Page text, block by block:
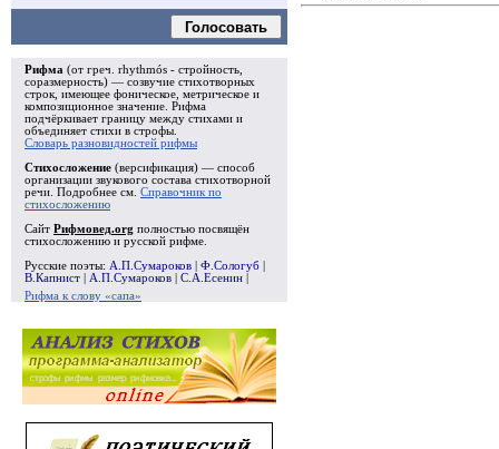
Голосовать
Рифма (от греч. rhythmós - стройность,
соразмерность) — созвучие стихотворных
строк, имеющее фоническое, метрическое и
композиционное значение. Рифма
подчёркивает границу между стихами и
объединяет стихи в строфы
Словарь разновидностей рифмы
Стихосложение (версификация) — способ
организации звукового состава стихотворной
речи. Подробнее см. Справочник по
стихосложению
Сайт Рифмовед.org полностью посвящён
стихосложению и русской рифме.
Русские поэты: А.П.Сумароков Ф.Сологуб
В.Капнист
А.П.Сумароков С.А.Есенин
Рифма к слову «сапа»